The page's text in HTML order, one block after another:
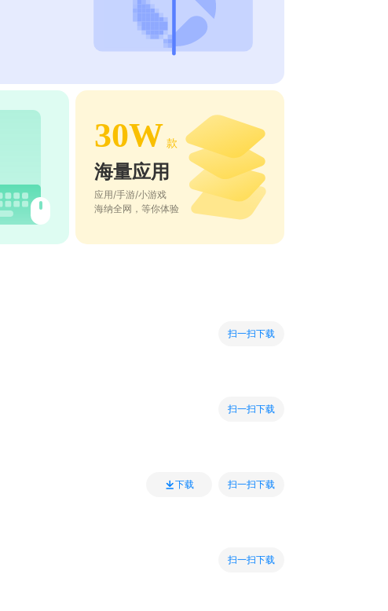
30W 款
海量应用
应用/手游/小游戏
海纳全网，等你体验
扫一扫下载
扫一扫下载
下载 扫一扫下载
扫一扫下载